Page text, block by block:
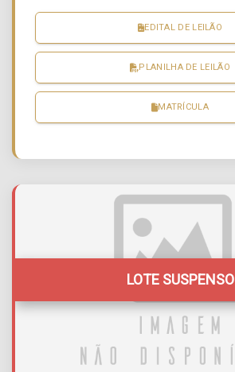
EDITAL DE LEILÃO
PLANILHA DE LEILÃO
MATRÍCULA
LOTE SUSPENSO